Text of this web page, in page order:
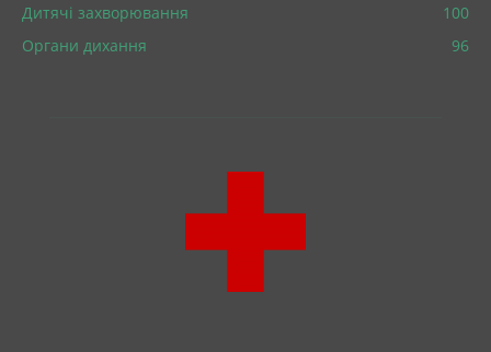
Дитячі захворювання
100
Органи дихання
96